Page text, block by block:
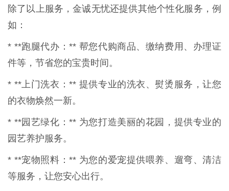
除了以上服务，金诚无忧还提供其他个性化服务，例
如：
* **跑腿代办：** 帮您代购商品、缴纳费用、办理证
件等，节省您的宝贵时间。
* **上门洗衣：** 提供专业的洗衣、熨烫服务，让您
的衣物焕然一新。
* **园艺绿化：** 为您打造美丽的花园，提供专业的
园艺养护服务。
* **宠物照料：** 为您的爱宠提供喂养、遛弯、清洁
等服务，让您安心出行。